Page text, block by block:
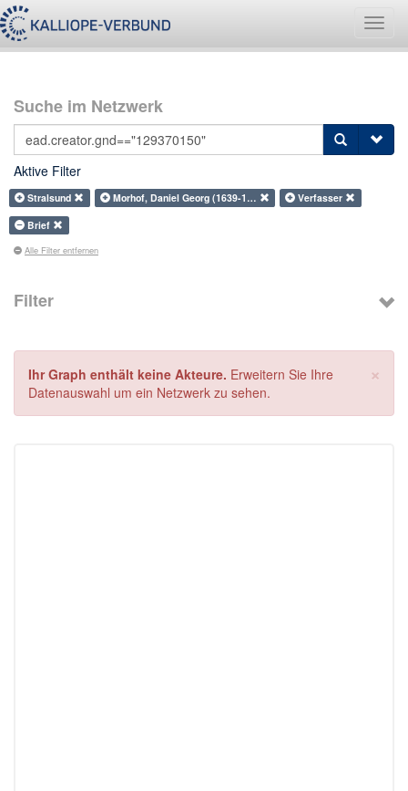
Suche im Netzwerk
Aktive Filter
Stralsund Morhof, Daniel Georg (1639-1…
Verfasser
Brief
Alle Filter entfernen
Filter
×
Ihr Graph enthält keine Akteure. Erweitern Sie Ihre
Datenauswahl um ein Netzwerk zu sehen.